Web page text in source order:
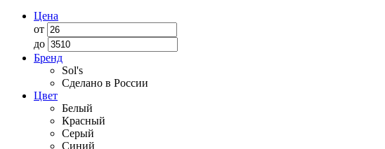
Цена
от
до
Бренд
Sol's
Сделано в России
Цвет
Белый
Красный
Серый
Синий